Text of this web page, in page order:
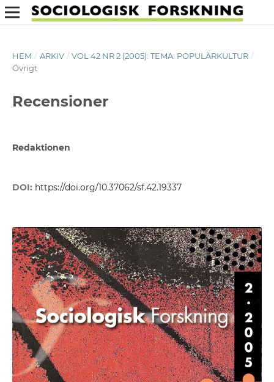
HEM / ARKIV / VOL 42 NR 2 (2005): TEMA: POPULÄRKULTUR /
Övrigt
Recensioner
Redaktionen
DOI: https://doi.org/10.37062/sf.42.19337